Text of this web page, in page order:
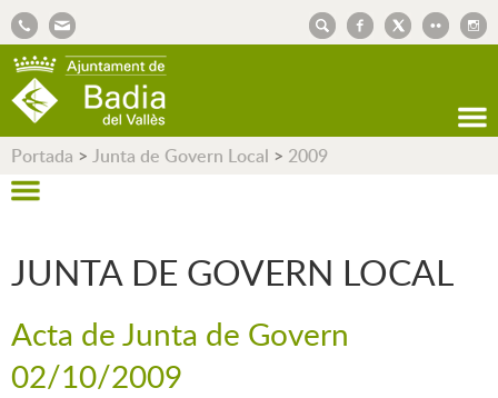
Portada > Junta de Govern Local > 2009
JUNTA DE GOVERN LOCAL
Acta de Junta de Govern
02/10/2009